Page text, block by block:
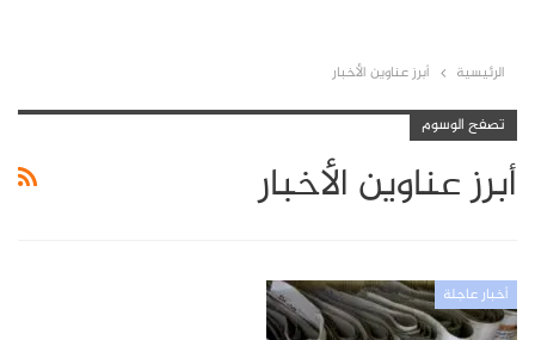
الرئيسية أبرز عناوين الأخبار
تصفح الوسوم
أبرز عناوين الأخبار
أخبار عاجلة